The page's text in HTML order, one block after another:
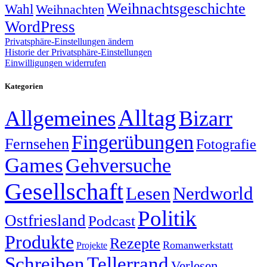
Wahl Weihnachten Weihnachtsgeschichte
WordPress
Privatsphäre-Einstellungen ändern
Historie der Privatsphäre-Einstellungen
Einwilligungen widerrufen
Kategorien
AllgemeinesAlltagBizarr
FernsehenFingerübungen Fotografie
GamesGehversuche
GesellschaftLesen Nerdworld
Ostfriesland PodcastPolitik
Produkte Projekte Rezepte Romanwerkstatt